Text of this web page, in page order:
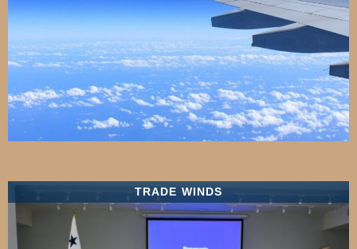
TRADE WINDS